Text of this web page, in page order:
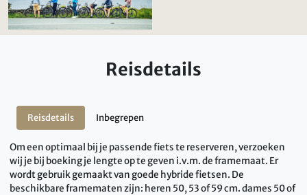
Reisdetails
Reisdetails Inbegrepen
Om een optimaal bij je passende fiets te reserveren, verzoeken
wij je bij boeking je lengte op te geven i.v.m. de framemaat. Er
wordt gebruik gemaakt van goede hybride fietsen. De
beschikbare framematen zijn: heren 50, 53 of 59 cm. dames 50 of